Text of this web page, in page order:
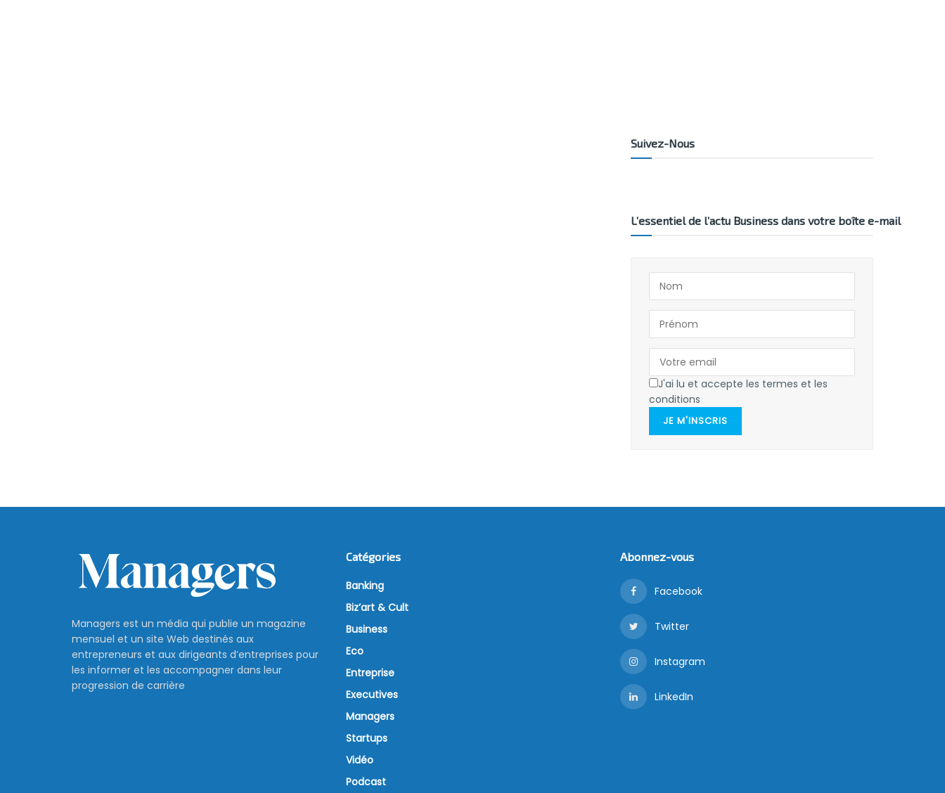
Suivez-Nous
L’essentiel de l’actu Business dans votre boîte e-mail
J'ai lu et accepte les termes et les
conditions
JE M'INSCRIS
Managers est un média qui publie un magazine
mensuel et un site Web destinés aux
entrepreneurs et aux dirigeants d’entreprises pour
les informer et les accompagner dans leur
progression de carrière
Catégories
Banking
Biz’art & Cult
Business
Eco
Entreprise
Executives
Managers
Startups
Vidéo
Podcast
Abonnez-vous
Facebook
Twitter
Instagram
LinkedIn